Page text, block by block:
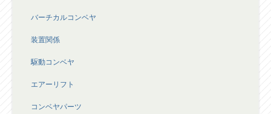
バーチカルコンベヤ
装置関係
駆動コンベヤ
エアーリフト
コンベヤパーツ